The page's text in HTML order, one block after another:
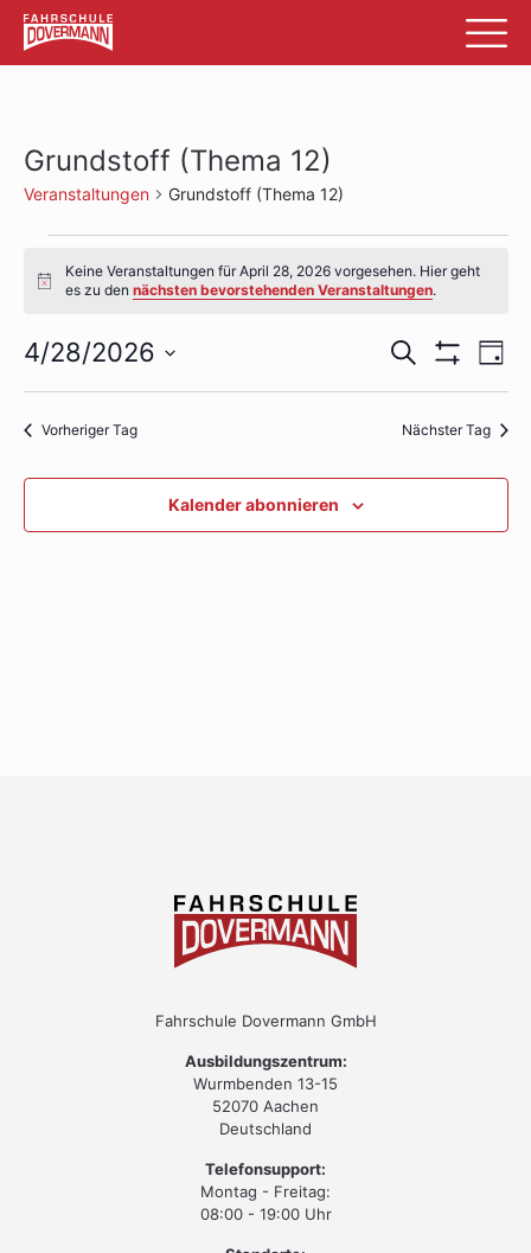
Grundstoff (Thema 12)
Veranstaltungen Grundstoff (Thema 12)
Veranstaltungen
für
April
28,
2026
Hinweis
Keine Veranstaltungen für April 28, 2026 vorgesehen. Hier geht
es zu dennächsten bevorstehenden Veranstaltungen.
Suche
und
Suche
Anzeigen
Tag
4/28/2026
Vorheriger Tag Nächster Tag
Kalender abonnieren
Fahrschule Dovermann GmbH
Ausbildungszentrum:
Wurmbenden 13-15
52070 Aachen
Deutschland
Telefonsupport:
Montag - Freitag:
08:00 - 19:00 Uhr